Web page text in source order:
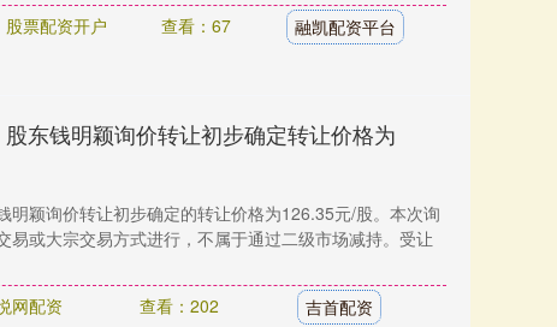
股票配资开户 查看：67 融凯配资平台
东钱明颖询价转让初步确定转让价格为
明颖询价转让初步确定的转让价格为126.35元/股。本次询
易或大宗交易方式进行，不属于通过二级市场减持。受让
网配资 查看：202 吉首配资